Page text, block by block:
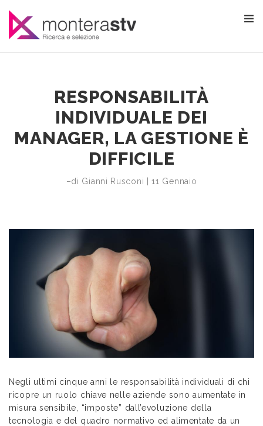
RESPONSABILITÀ
INDIVIDUALE DEI
MANAGER, LA GESTIONE È
DIFFICILE
–di Gianni Rusconi | 11 Gennaio
Negli ultimi cinque anni le responsabilità individuali di chi
ricopre un ruolo chiave nelle aziende sono aumentate in
misura sensibile, “imposte” dall’evoluzione della
tecnologia e del quadro normativo ed alimentate da un